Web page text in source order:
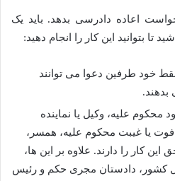
اعاده دادرسی بدهد. باید یک
بتوانید این کار را انجام دهید:
خود طرفین دعوا می توانند
محکوم علیه، وکیل یا نماینده
یا غیبت محکوم علیه، همسر،
کار را دارند. علاوه بر این ها،
کشور، دادستان مجری حکم و رئیس